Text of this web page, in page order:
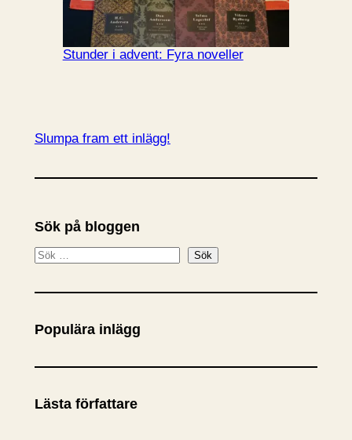
Stunder i advent: Fyra noveller
Slumpa fram ett inlägg!
Sök på bloggen
S
k
Sök
Populära inlägg
Lästa författare